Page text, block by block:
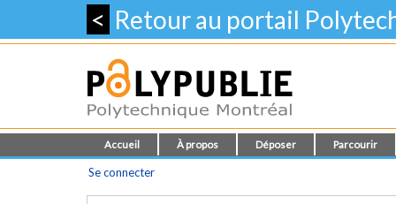
< Retour au portail
Accueil À propos Déposer Parcourir
Se connecter